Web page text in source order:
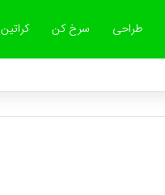
طراحی سرخ کن کراتین